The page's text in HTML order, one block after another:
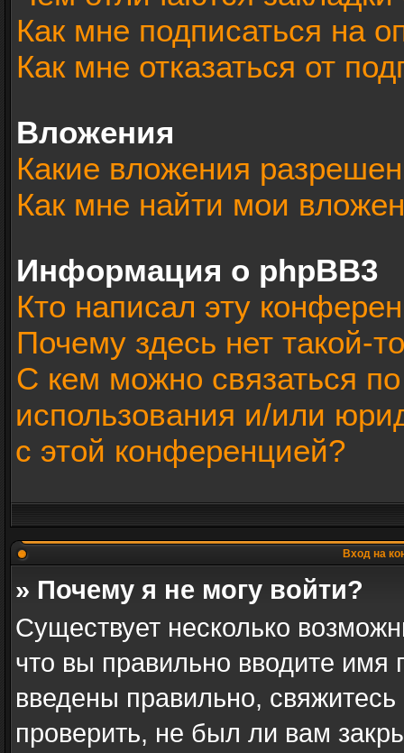
Как мне подписаться на
Как мне отказаться от
Вложения
Какие вложения
Как мне найти мои
Информация о phpBB3
Кто написал эту
Почему здесь нет такой-
С кем можно связаться по
использования и/или
с этой конференцией?
Вход на
» Почему я не могу войти?
Существует несколько
что вы правильно вводите имя
введены правильно,
проверить, не был ли вам